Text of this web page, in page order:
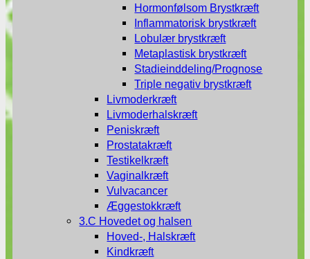
Hormonfølsom Brystkræft
Inflammatorisk brystkræft
Lobulær brystkræft
Metaplastisk brystkræft
Stadieinddeling/Prognose
Triple negativ brystkræft
Livmoderkræft
Livmoderhalskræft
Peniskræft
Prostatakræft
Testikelkræft
Vaginalkræft
Vulvacancer
Æggestokkræft
3.C Hovedet og halsen
Hoved-, Halskræft
Kindkræft